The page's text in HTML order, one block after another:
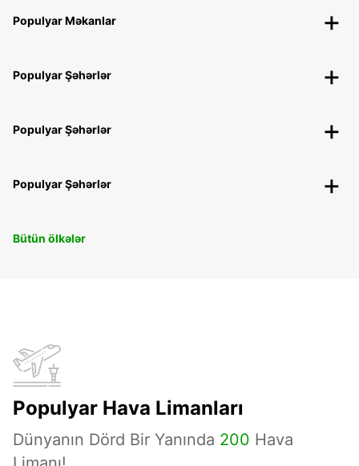
Populyar Məkanlar
Populyar Şəhərlər
Populyar Şəhərlər
Populyar Şəhərlər
Bütün ölkələr
Populyar Hava Limanları
Dünyanın Dörd Bir Yanında 200 Hava